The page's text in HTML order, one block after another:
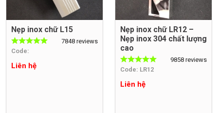
Nẹp inox chữ L15
7848 reviews
Code:
Liên hệ
Nẹp inox chữ LR12 –
Nẹp inox 304 chất lượng
cao
9858 reviews
Code: LR12
Liên hệ